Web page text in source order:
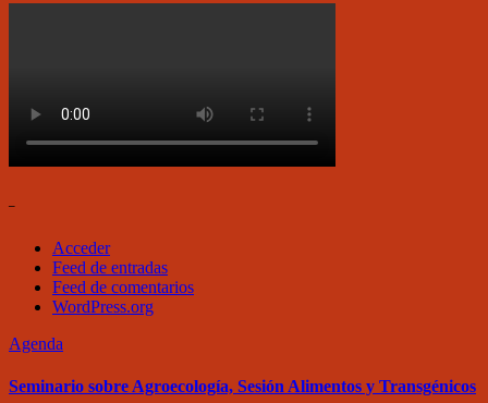
–
Acceder
Feed de entradas
Feed de comentarios
WordPress.org
Agenda
Seminario sobre Agroecología, Sesión Alimentos y Transgénicos